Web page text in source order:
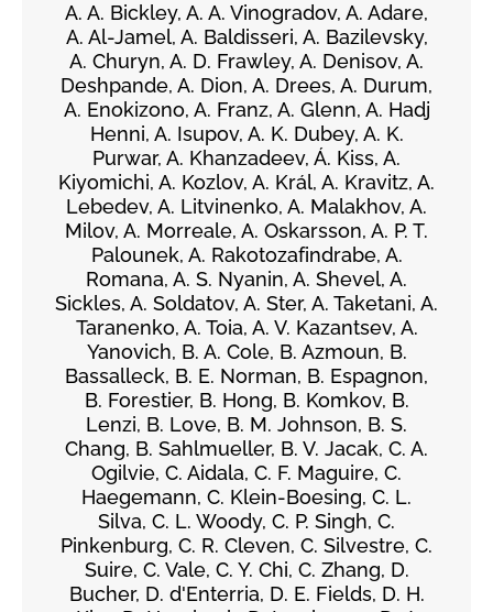
A. A. Bickley, A. A. Vinogradov, A. Adare,
A. Al-Jamel, A. Baldisseri, A. Bazilevsky,
A. Churyn, A. D. Frawley, A. Denisov, A.
Deshpande, A. Dion, A. Drees, A. Durum,
A. Enokizono, A. Franz, A. Glenn, A. Hadj
Henni, A. Isupov, A. K. Dubey, A. K.
Purwar, A. Khanzadeev, Á. Kiss, A.
Kiyomichi, A. Kozlov, A. Král, A. Kravitz, A.
Lebedev, A. Litvinenko, A. Malakhov, A.
Milov, A. Morreale, A. Oskarsson, A. P. T.
Palounek, A. Rakotozafindrabe, A.
Romana, A. S. Nyanin, A. Shevel, A.
Sickles, A. Soldatov, A. Ster, A. Taketani, A.
Taranenko, A. Toia, A. V. Kazantsev, A.
Yanovich, B. A. Cole, B. Azmoun, B.
Bassalleck, B. E. Norman, B. Espagnon,
B. Forestier, B. Hong, B. Komkov, B.
Lenzi, B. Love, B. M. Johnson, B. S.
Chang, B. Sahlmueller, B. V. Jacak, C. A.
Ogilvie, C. Aidala, C. F. Maguire, C.
Haegemann, C. Klein-Boesing, C. L.
Silva, C. L. Woody, C. P. Singh, C.
Pinkenburg, C. R. Cleven, C. Silvestre, C.
Suire, C. Vale, C. Y. Chi, C. Zhang, D.
Bucher, D. d'Enterria, D. E. Fields, D. H.